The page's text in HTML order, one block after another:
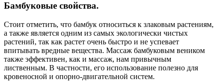
Бамбуковые свойства.
Стоит отметить, что бамбук относиться к злаковым растениям,
а также является одним из самых экологически чистых
растений, так как растет очень быстро и не успевает
впитывать вредные вещества. Массаж бамбуковым веником
также эффективен, как и массаж, нам привычным
лиственным. В частности, его использование полезно для
кровеносной и опорно-двигательной систем.